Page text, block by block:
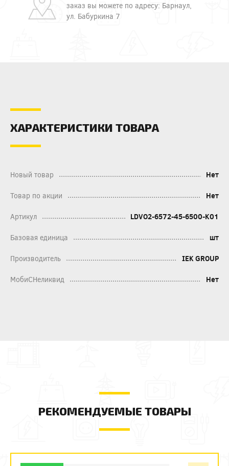
заказ вы можете по адресу: Барнаул,
ул. Бабуркина 7
ХАРАКТЕРИСТИКИ ТОВАРА
Новый товар Нет
Товар по акции Нет
Артикул LDVO2-6572-45-6500-K01
Базовая единица шт
Производитель IEK GROUP
МобиСНеликвид Нет
РЕКОМЕНДУЕМЫЕ ТОВАРЫ